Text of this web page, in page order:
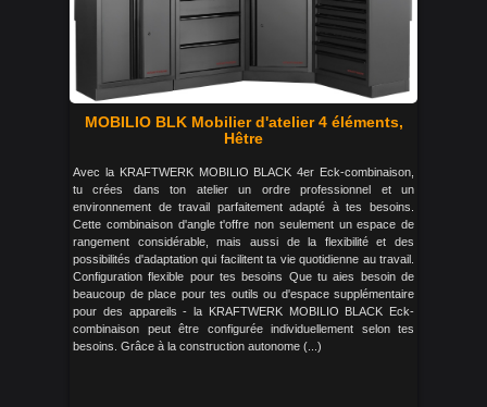
MOBILIO BLK Mobilier d'atelier 4 éléments,
Hêtre
Avec la KRAFTWERK MOBILIO BLACK 4er Eck-combinaison,
tu crées dans ton atelier un ordre professionnel et un
environnement de travail parfaitement adapté à tes besoins.
Cette combinaison d'angle t'offre non seulement un espace de
rangement considérable, mais aussi de la flexibilité et des
possibilités d'adaptation qui facilitent ta vie quotidienne au travail.
Configuration flexible pour tes besoins Que tu aies besoin de
beaucoup de place pour tes outils ou d'espace supplémentaire
pour des appareils - la KRAFTWERK MOBILIO BLACK Eck-
combinaison peut être configurée individuellement selon tes
besoins. Grâce à la construction autonome (...)